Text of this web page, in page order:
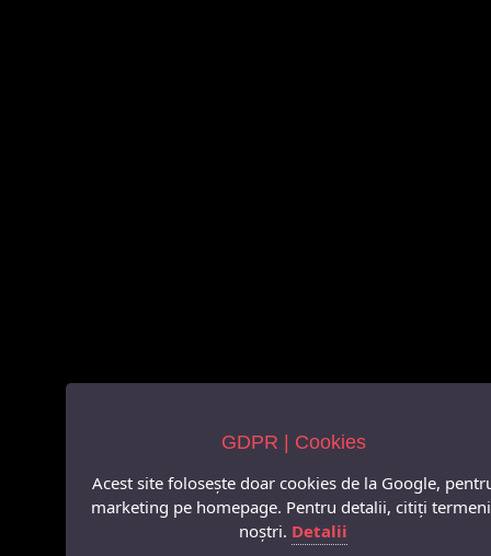
GDPR | Cookies
Acest site folosește doar cookies de la Google,
marketing pe homepage. Pentru detalii, citiți
noștri. Detalii